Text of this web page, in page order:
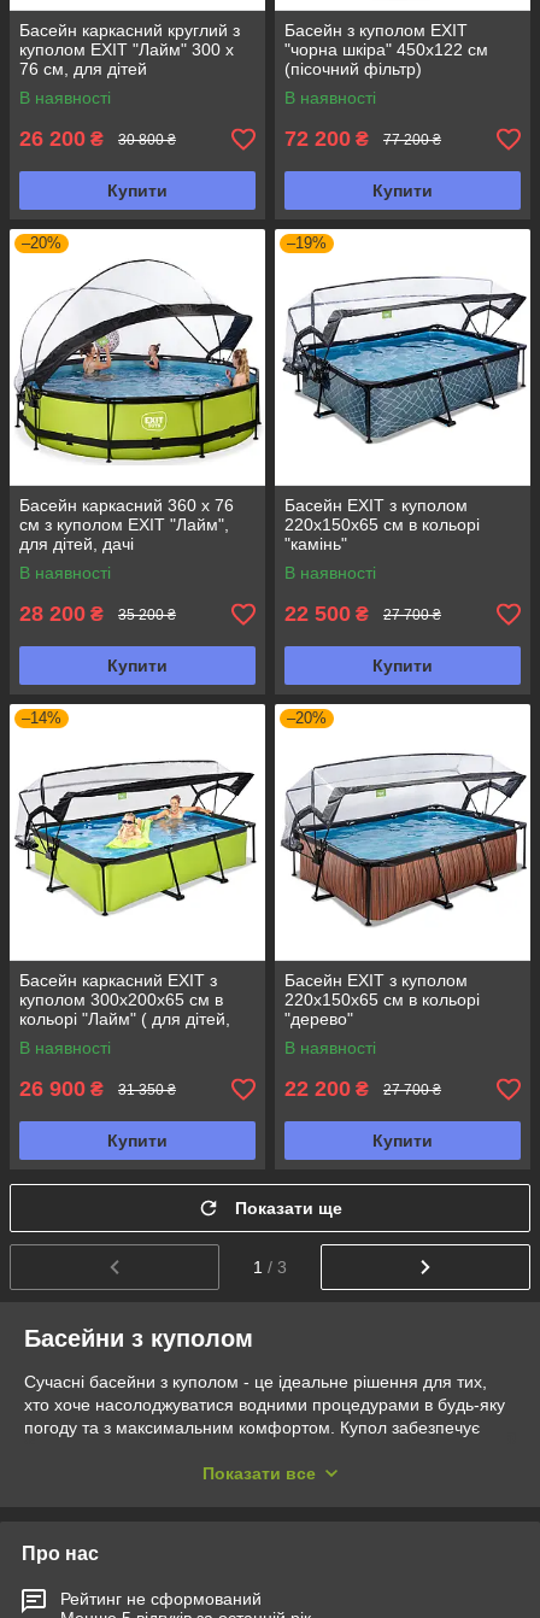
Басейн каркасний круглий з
куполом EXIT "Лайм" 300 х
76 см, для дітей
В наявності
26 200 ₴ 30 800 ₴
Купити
Басейн з куполом EXIT
"чорна шкіра" 450х122 см
(пісочний фільтр)
В наявності
72 200 ₴ 77 200 ₴
Купити
–20%
Басейн каркасний 360 х 76
см з куполом EXIT "Лайм",
для дітей, дачі
В наявності
28 200 ₴ 35 200 ₴
Купити
–19%
Басейн EXIT з куполом
220х150х65 см в кольорі
"камінь"
В наявності
22 500 ₴ 27 700 ₴
Купити
–14%
Басейн каркасний EXIT з
куполом 300х200х65 см в
кольорі "Лайм" ( для дітей,
дачі)
В наявності
26 900 ₴ 31 350 ₴
Купити
–20%
Басейн EXIT з куполом
220х150х65 см в кольорі
"дерево"
В наявності
22 200 ₴ 27 700 ₴
Купити
Показати ще
1 / 3
Басейни з куполом
Сучасні басейни з куполом - це ідеальне рішення для тих,
хто хоче насолоджуватися водними процедурами в будь-яку
погоду та з максимальним комфортом. Купол забезпечує
Ukraine.com.ua представлений широкий асортимент басейнів
1. Захист від погодних умов - головна перевага, яку
використання басейну незалежно від погоди. Купол захищає
Показати все
Про нас
Рейтинг не сформований